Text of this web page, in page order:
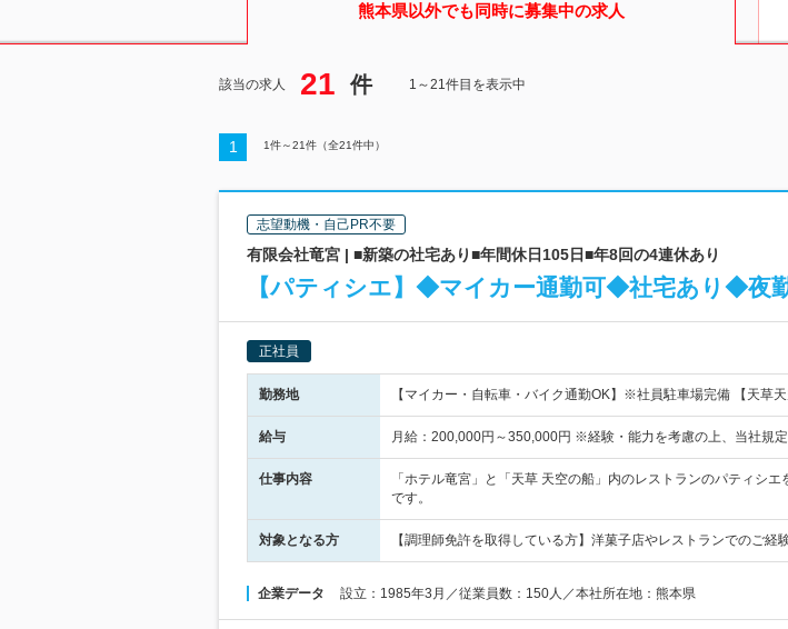
熊本県以外でも同時に募集中の求人
該当の求人 21 件 1～21件目を表示中
1 1件～21件（全21件中）
志望動機・自己PR不要
有限会社竜宮 | ■新築の社宅あり■年間休日105日■年8回の4連休あり
【パティシエ】◆マイカー通勤可◆社宅あり◆夜
正社員
勤務地 【マイカー・自転車・バイク通勤OK】※社員駐車場完備 【天草
給与 月給：200,000円～350,000円 ※経験・能力を考慮の上、当社規
仕事内容
「ホテル竜宮」と「天草 天空の船」内のレストランのパティシ
です。
対象となる方 【調理師免許を取得している方】洋菓子店やレストランでのご経
企業データ 設立：1985年3月／従業員数：150人／本社所在地：熊本県